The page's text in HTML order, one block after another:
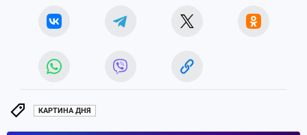
КАРТИНА ДНЯ